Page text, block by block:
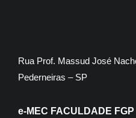
Rua Prof. Massud José
Pederneiras – SP
e-MEC FACULDADE FGP